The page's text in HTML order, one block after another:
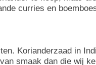
curries en
Korianderzaad in
smaak dan die wij